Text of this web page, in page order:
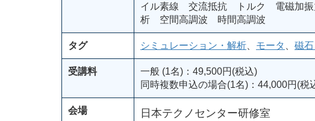
イル素線 交流抵抗 トルク 電磁加
析 空間高調波 時間高調波
タグ シミュレーション・解析 モータ 磁
受講料
一般 (1名)：49,500円(税込)
同時複数申込の場合(1名)：44,000円(税
会場 日本テクノセンター研修室